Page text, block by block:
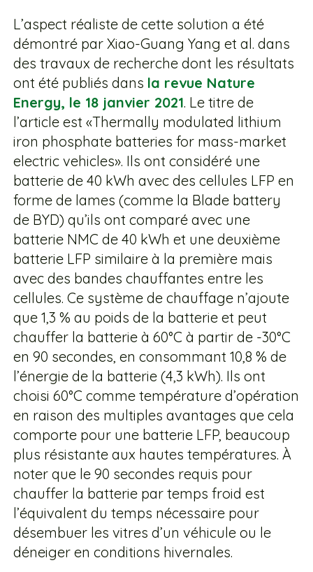
L’aspect réaliste de cette solution a été
démontré par Xiao-Guang Yang et al. dans
des travaux de recherche dont les résultats
ont été publiés dans la revue Nature
Energy, le 18 janvier 2021. Le titre de
l’article est «Thermally modulated lithium
iron phosphate batteries for mass-market
electric vehicles». Ils ont considéré une
batterie de 40 kWh avec des cellules LFP en
forme de lames (comme la Blade battery
de BYD) qu’ils ont comparé avec une
batterie NMC de 40 kWh et une deuxième
batterie LFP similaire à la première mais
avec des bandes chauffantes entre les
cellules. Ce système de chauffage n’ajoute
que 1,3 % au poids de la batterie et peut
chauffer la batterie à 60°C à partir de -30°C
en 90 secondes, en consommant 10,8 % de
l’énergie de la batterie (4,3 kWh). Ils ont
choisi 60°C comme température d’opération
en raison des multiples avantages que cela
comporte pour une batterie LFP, beaucoup
plus résistante aux hautes températures. À
noter que le 90 secondes requis pour
chauffer la batterie par temps froid est
l’équivalent du temps nécessaire pour
désembuer les vitres d’un véhicule ou le
déneiger en conditions hivernales.